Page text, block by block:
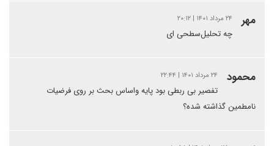
مهر ۲۴ مرداد ۱۴۰۱ | ۲۰:۱۲
چه تحلیل‌سطحی ای
محمود ۲۴ مرداد ۱۴۰۱ | ۲۲:۴۴
تفصیر بی ربطی بود پایه واساس بحث بر روی فرضیات
نامطمین گذاشته شده؟